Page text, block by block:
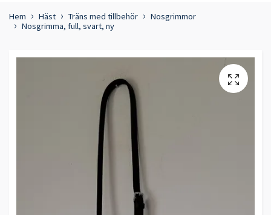
Hem Häst Träns med tillbehör
Nosgrimmor
Nosgrimma, full, svart, ny